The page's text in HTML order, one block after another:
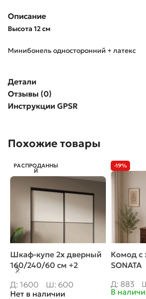
Описание
Высота 12 см
Минибонель односторонний + латекс
Детали
Отзывы (0)
Инструкции GPSR
Похожие товары
РАСПРОДАННЫ
Й
Шкаф-купе 2х дверный
160/240/60 см +2
ящика, профиль
Бавария
Д: 1600
Ш: 600
Нет в наличии
-19%
Комод с
SONATA
Д: 883
В